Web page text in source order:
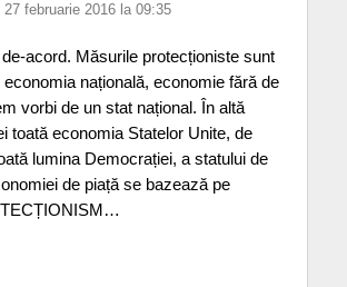
27 februarie 2016 la 09:35
acord. Măsurile protecționiste sunt
națională, economie fără de
vorbi de un stat național. În altă
toată economia Statelor Unite, de
lumina Democrației, a statului de
de piață se bazează pe